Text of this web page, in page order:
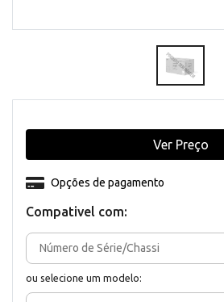
Compativel com:
ou selecione um modelo:
Opções de pagamento
Ver Preço